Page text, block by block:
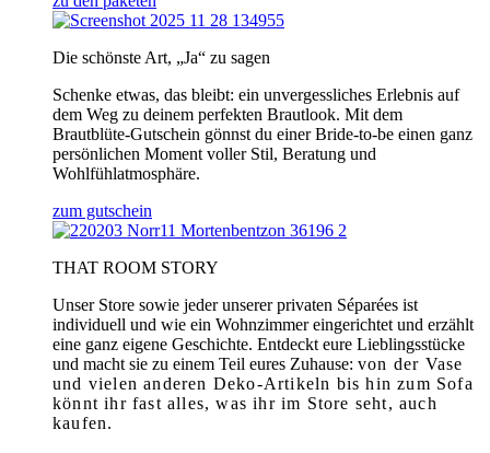
Die schönste Art, „Ja“ zu sagen
Schenke etwas, das bleibt: ein unvergessliches Erlebnis auf
dem Weg zu deinem perfekten Brautlook. Mit dem
Brautblüte-Gutschein gönnst du einer Bride-to-be einen ganz
persönlichen Moment voller Stil, Beratung und
Wohlfühlatmosphäre.
zum gutschein
THAT ROOM STORY
Unser Store sowie jeder unserer privaten Séparées ist
individuell und wie ein Wohnzimmer eingerichtet und erzählt
eine ganz eigene Geschichte. Entdeckt eure Lieblingsstücke
und macht sie zu einem Teil eures Zuhause: von der Vase
und vielen anderen Deko-Artikeln bis hin zum Sofa
könnt ihr fast alles, was ihr im Store seht, auch
kaufen.